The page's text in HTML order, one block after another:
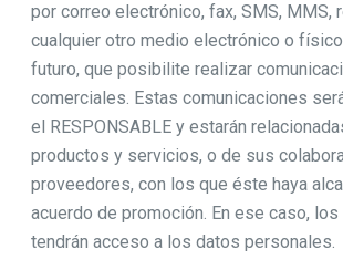
por correo electrónico, fax, SMS, MMS,
cualquier otro medio electrónico o
futuro, que posibilite realizar
comerciales. Estas comunicaciones
el RESPONSABLE y estarán
productos y servicios, o de sus
proveedores, con los que éste haya
acuerdo de promoción. En ese caso,
tendrán acceso a los datos personales.